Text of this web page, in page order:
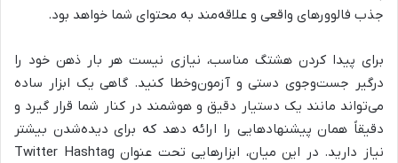
جذب فالوورهای واقعی و علاقه‌مند به محتوای شما خواهد بود.
برای پیدا کردن هشتگ مناسب، نیازی نیست هر بار ذهن خود را
درگیر جست‌وجوی دستی و آزمون‌وخطا کنید. گاهی یک ابزار ساده
می‌تواند مانند یک دستیار دقیق و هوشمند در کنار شما قرار گیرد و
دقیقاً همان پیشنهادهایی را ارائه دهد که برای دیده‌شدن بیشتر
نیاز دارید. در این میان، ابزارهایی تحت عنوان Twitter Hashtag